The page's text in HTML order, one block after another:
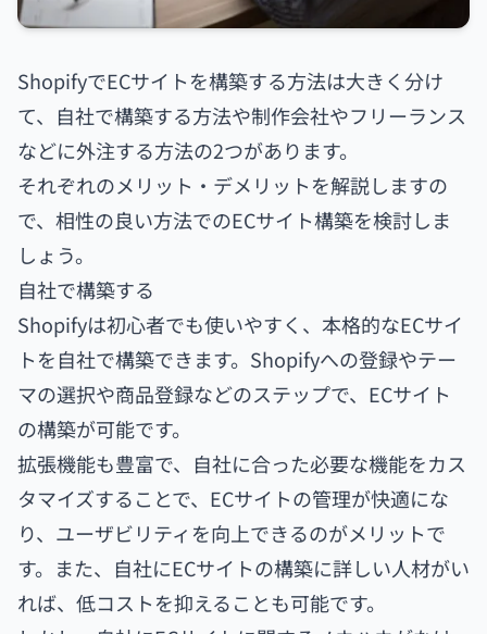
ShopifyでECサイトを構築する方法は大きく分け
て、自社で構築する方法や制作会社やフリーランス
などに外注する方法の2つがあります。
それぞれのメリット・デメリットを解説しますの
で、相性の良い方法でのECサイト構築を検討しま
しょう。
自社で構築する
Shopifyは初心者でも使いやすく、本格的なECサイ
トを自社で構築できます。Shopifyへの登録やテー
マの選択や商品登録などのステップで、ECサイト
の構築が可能です。
拡張機能も豊富で、自社に合った必要な機能をカス
タマイズすることで、ECサイトの管理が快適にな
り、ユーザビリティを向上できるのがメリットで
す。また、自社にECサイトの構築に詳しい人材がい
れば、低コストを抑えることも可能です。